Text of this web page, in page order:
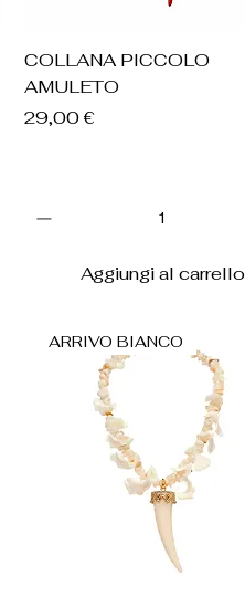
Vista rapida
COLLANA PICCOLO
AMULETO
Prezzo
29,00 €
Aggiungi al carrello
ARRIVO BIANCO